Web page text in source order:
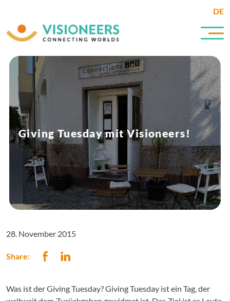
DE
Giving Tuesday mit Visioneers!
28. November 2015
Share:
Was ist der Giving Tuesday? Giving Tuesday ist ein Tag, der